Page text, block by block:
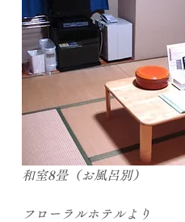
和室8畳（お風呂別）
フローラルホテルより